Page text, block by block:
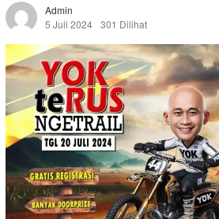
Admin
5 Juli 2024 301 Dilihat